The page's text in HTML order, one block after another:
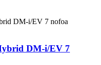
DM-i/EV 7